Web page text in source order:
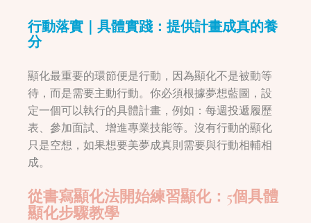
行動落實｜具體實踐：提供計畫成真的養
分
顯化最重要的環節便是行動，因為顯化不是被動等
待，而是需要主動行動。你必須根據夢想藍圖，設
定一個可以執行的具體計畫，例如：每週投遞履歷
表、參加面試、增進專業技能等。沒有行動的顯化
只是空想，如果想要美夢成真則需要與行動相輔相
成。
從書寫顯化法開始練習顯化：5個具體
顯化步驟教學